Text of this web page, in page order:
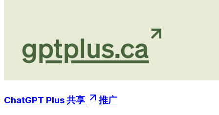
ChatGPT Plus 共享 推广